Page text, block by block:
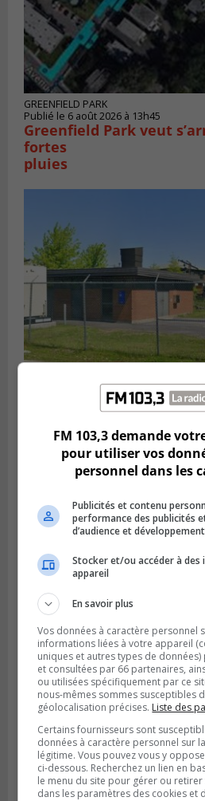
GREENFIELD PARK
Publié le 6 août 2026 à 13h45
Greenfield Park veut
fortes
Publié le 6 août 2026 à 09h39
deux stations de
LA PRAIRIE
Publié le 5 août 2026 à 11h59
La Prairie loue des
jusqu’en avril 2027
FM 103,3 demande
pour utiliser vos
personnel dans les
Publicités et contenu
performance des publicités
d’audience et
Stocker et/ou accéder à
appareil
En savoir plus
Vos données à caractère personnel
informations liées à votre appareil
uniques et autres types de
et consultées par 66 partenaires,
ou utilisées spécifiquement par ce
nous-mêmes sommes susceptibles
géolocalisation précises. Liste des
Certains fournisseurs sont
données à caractère personnel sur
légitime. Vous pouvez vous y
ci-dessous. Recherchez un lien en
le menu du site pour gérer ou
dans les paramètres des cookies et